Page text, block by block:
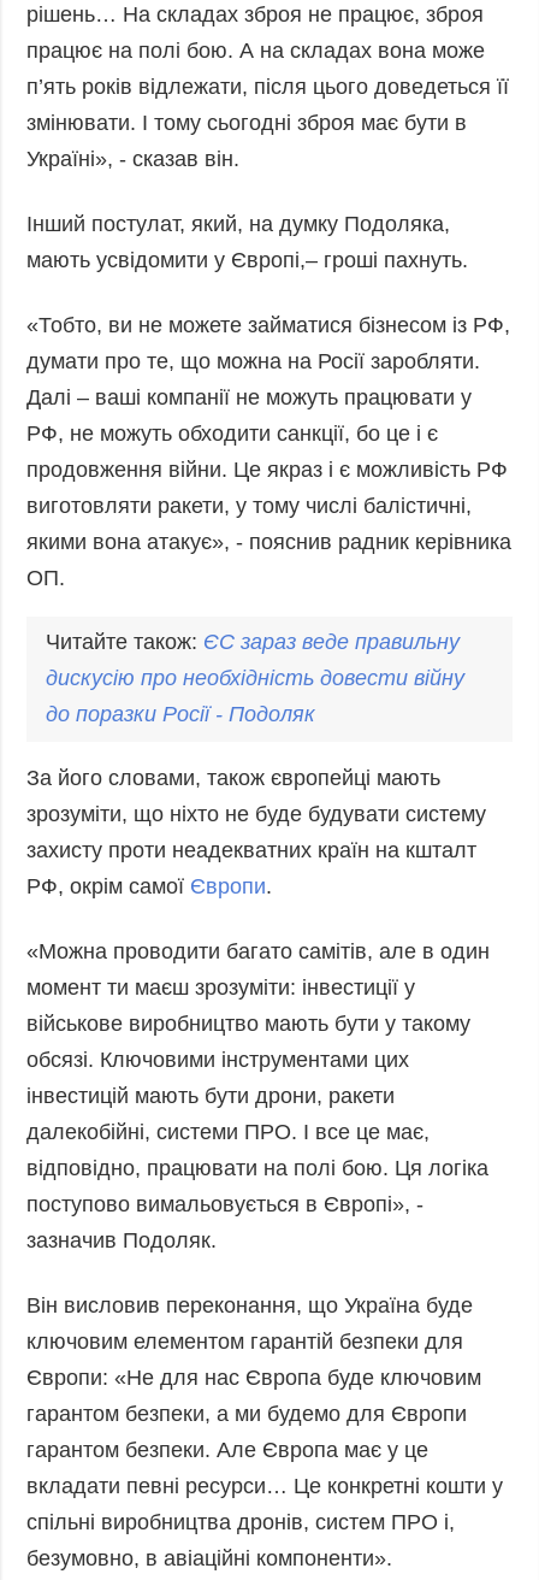
Відео
Блоги
Інфографіка
Конференції
РОЗСИЛКИ
рішень… На складах зброя не працює, зброя
працює на полі бою. А на складах вона може
п’ять років відлежати, після цього доведеться її
змінювати. І тому сьогодні зброя має бути в
Україні», - сказав він.
Інший постулат, який, на думку Подоляка,
мають усвідомити у Європі,– гроші пахнуть.
«Тобто, ви не можете займатися бізнесом із РФ,
думати про те, що можна на Росії заробляти.
Далі – ваші компанії не можуть працювати у
РФ, не можуть обходити санкції, бо це і є
продовження війни. Це якраз і є можливість РФ
виготовляти ракети, у тому числі балістичні,
якими вона атакує», - пояснив радник керівника
ОП.
Читайте також: ЄС зараз веде правильну
дискусію про необхідність довести війну
до поразки Росії -Подоляк
За його словами, також європейці мають
зрозуміти, що ніхто не буде будувати систему
захисту проти неадекватних країн на кшталт
РФ, окрім самої Європи.
«Можна проводити багато самітів, але в один
момент ти маєш зрозуміти: інвестиції у
військове виробництво мають бути у такому
обсязі. Ключовими інструментами цих
інвестицій мають бути дрони, ракети
далекобійні, системи ПРО. І все це має,
відповідно, працювати на полі бою. Ця логіка
поступово вимальовується в Європі», -
зазначив Подоляк.
Він висловив переконання, що Україна буде
ключовим елементом гарантій безпеки для
Європи: «Не для нас Європа буде ключовим
гарантом безпеки, а ми будемо для Європи
гарантом безпеки. Але Європа має у це
вкладати певні ресурси… Це конкретні кошти у
спільні виробництва дронів, систем ПРО і,
безумовно, в авіаційні компоненти».